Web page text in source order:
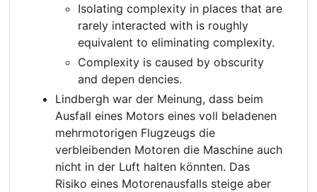
Isolating complexity in places that are
rarely interacted with is roughly
equivalent to eliminating complexity.
Complexity is caused by obscurity
and depen dencies.
Lindbergh war der Meinung, dass beim
Ausfall eines Motors eines voll beladenen
mehrmotorigen Flugzeugs die
verbleibenden Motoren die Maschine auch
nicht in der Luft halten könnten. Das
Risiko eines Motorenausfalls steige aber